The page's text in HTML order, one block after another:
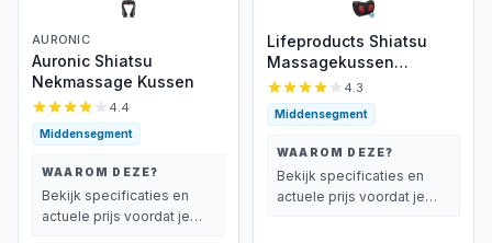
AURONIC
Auronic Shiatsu
Nekmassage Kussen
4.4
Middensegment
WAAROM DEZE?
Bekijk specificaties en
actuele prijs voordat je
Lifeproducts Shiatsu
Massagekussen
Draadloos - Elektrisch
Nekmassage Apparaat -
Massage Apparaten -
Nek en Schouder
Massageapparaten met
Infrarood Verwarming
4.3
Middensegment
WAAROM DEZE?
Bekijk specificaties en
actuele prijs voordat je